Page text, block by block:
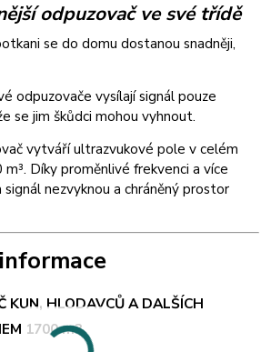
odpuzovač ve své třídě
se do domu dostanou snadněji,
odpuzovače vysílají signál pouze
se jim škůdci mohou vyhnout.
vytváří ultrazvukové pole v celém
Díky proměnlivé frekvenci a více
signál nezvyknou a chráněný prostor
KUN, HLODAVCŮ A DALŠÍCH
1700 m3.